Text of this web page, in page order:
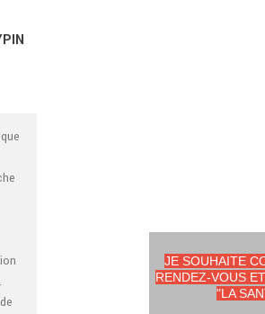
JE SOUHAITE
RENDEZ-VOUS
"LA